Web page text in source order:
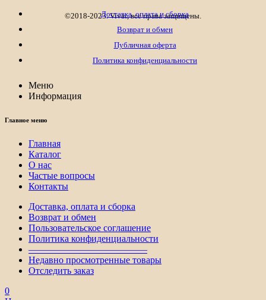
©2018-2023. Vivat, все права защищены.
Доставка, оплата и сборка
Возврат и обмен
Публичная оферта
Политика конфиденциальности
Меню
Информация
Главное меню
Главная
Каталог
О нас
Частые вопросы
Контакты
Доставка, оплата и сборка
Возврат и обмен
Пользовательское соглашение
Политика конфиденциальности
————————————–
Недавно просмотренные товары
Отследить заказ
0